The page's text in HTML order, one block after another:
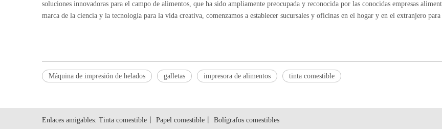
soluciones innovadoras para el campo de alimentos, que ha sido ampliamente preocupada y reconocida por las conocidas empresas
marca de la ciencia y la tecnología para la vida creativa, comenzamos a establecer sucursales y oficinas en el hogar y en el extranjero
Máquina de impresión de helados galletas impresora de alimentos tinta comestible
Enlaces amigables: Tinta comestible Papel comestible Bolígrafos comestibles